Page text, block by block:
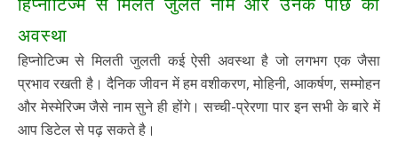
अवस्था
हिप्नोटिज्म से मिलती जुलती कई ऐसी अवस्था है जो लगभग एक जैसा
प्रभाव रखती है। दैनिक जीवन में हम वशीकरण, मोहिनी, आकर्षण, सम्मोहन
और मेस्मेरिज्म जैसे नाम सुने ही होंगे। सच्ची-प्रेरणा पार इन सभी के बारे में
आप डिटेल से पढ़ सकते है।